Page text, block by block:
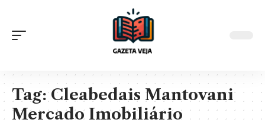
Tag:Cleabedais Mantovani
Mercado Imobiliário